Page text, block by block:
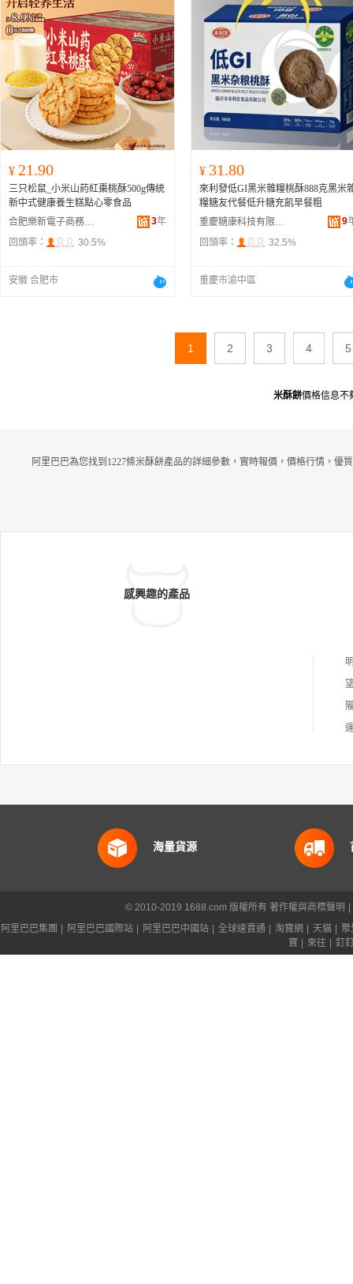
¥ 21.90
三只松鼠_小米山葯紅棗桃酥500g傳統
新中式健康養生糕點心零食品
合肥樂新電子商務有限公司
3年
回頭率：
30.5%
安徽 合肥市
¥ 31.80
來利發低GI黑米雜糧桃酥888克黑米
糧糖友代餐低升糖充飢早餐粗
重慶糖康科技有限公司
9
回頭率：
32.5%
重慶市渝中區
1 2 3 4 5
米酥餅價格信息不
阿里巴巴為您找到1227條米酥餅產品的詳細參數，實時報價，價格行情，優
感興趣的產品
海量貨源
© 2010-2019 1688.com 版權所有 著作權與商標聲明
阿里巴巴集團
阿里巴巴國際站 阿里巴巴中國站 全球速賣通 淘寶網 天貓
聚
寶
來往 釘